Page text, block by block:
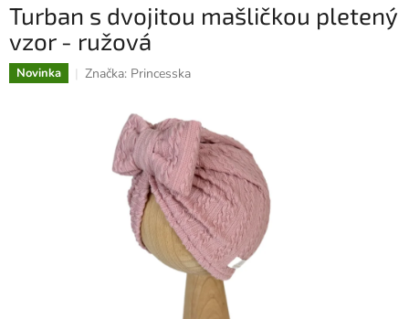
Turban s dvojitou mašličkou pletený
vzor - ružová
Novinka Značka: Princesska